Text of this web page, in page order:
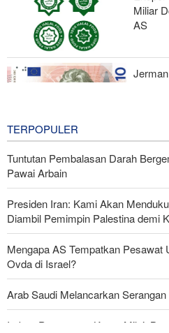
Hormuz
Koalisi Anti-Yaman; Konspirasi
Alat Saudi
Miliar
AS
TERPOPULER
Tuntutan Pembalasan Darah
Pawai Arbain
Presiden Iran: Kami Akan
Diambil Pemimpin Palestina demi
Mengapa AS Tempatkan Pesawat
Ovda di Israel?
Arab Saudi Melancarkan
Imbas Pernyataan Kasar Milei;